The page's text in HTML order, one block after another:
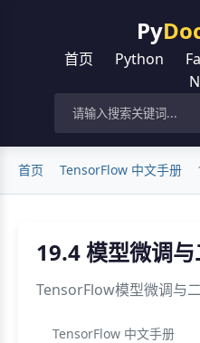
Py
首页 Python
首页 TensorFlow 中文手册
19.4 模型微调
TensorFlow模型微调与
TensorFlow 中文手册